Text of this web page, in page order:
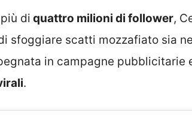
di quattro milioni di follower,
sfoggiare scatti mozzafiato sia
in campagne pubblicitarie
.